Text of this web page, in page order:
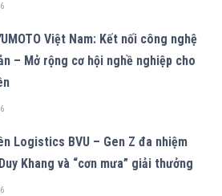
Việt Nam: Kết nối công nghệ
– Mở rộng cơ hội nghề nghiệp cho
Logistics BVU – Gen Z đa nhiệm
Khang và “cơn mưa” giải thưởng